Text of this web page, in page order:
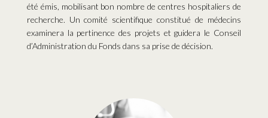
été émis, mobilisant bon nombre de centres hospitaliers de
recherche. Un comité scientifique constitué de médecins
examinera la pertinence des projets et guidera le Conseil
d’Administration du Fonds dans sa prise de décision.